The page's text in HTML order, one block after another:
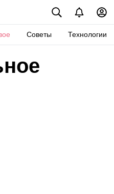
Советы Технологии